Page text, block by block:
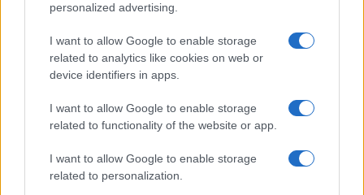
personalized advertising.
I want to allow Google to enable storage
related to analytics like cookies on web or
device identifiers in apps.
I want to allow Google to enable storage
related to functionality of the website or app.
I want to allow Google to enable storage
related to personalization.
Tízmillió Note 3 alig két hónap alatt
Világsiker lehet a Huawei újdonsága
A legvékonyabb összehajtható telefon vérnyomásmérős
Samsung Galaxy Z Fold 7: nagy frissítések, de változatlan
akkumulátor
További hírek